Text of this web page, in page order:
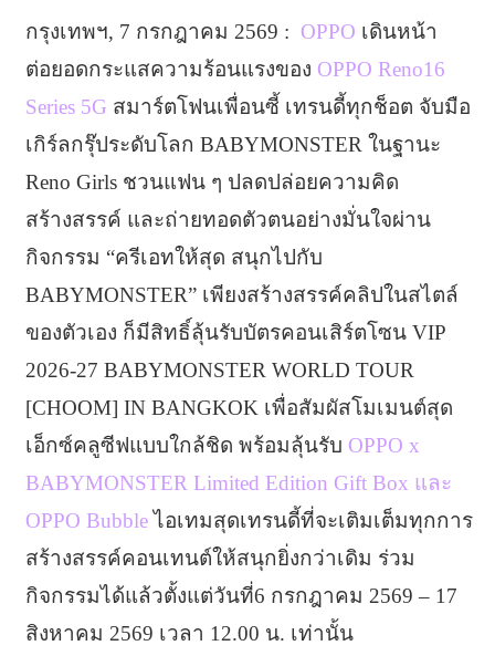
กรุงเทพฯ, 7 กรกฎาคม 2569 : OPPO เดินหน้า
ต่อยอดกระแสความร้อนแรงของ OPPO Reno16
Series 5G สมาร์ตโฟนเพื่อนซี้ เทรนดี้ทุกช็อต จับมือ
เกิร์ลกรุ๊ประดับโลก BABYMONSTER ในฐานะ
Reno Girls ชวนแฟน ๆ ปลดปล่อยความคิด
สร้างสรรค์ และถ่ายทอดตัวตนอย่างมั่นใจผ่าน
กิจกรรม “ครีเอทให้สุด สนุกไปกับ
BABYMONSTER” เพียงสร้างสรรค์คลิปในสไตล์
ของตัวเอง ก็มีสิทธิ์ลุ้นรับบัตรคอนเสิร์ตโซน VIP
2026-27 BABYMONSTER WORLD TOUR
[CHOOM] IN BANGKOK เพื่อสัมผัสโมเมนต์สุด
เอ็กซ์คลูซีฟแบบใกล้ชิด พร้อมลุ้นรับ OPPO x
BABYMONSTER Limited Edition Gift Box และ
OPPO Bubbleไอเทมสุดเทรนดี้ที่จะเติมเต็มทุกการ
สร้างสรรค์คอนเทนต์ให้สนุกยิ่งกว่าเดิม ร่วม
กิจกรรมได้แล้วตั้งแต่วันที่6 กรกฎาคม 2569 – 17
สิงหาคม 2569 เวลา 12.00 น. เท่านั้น